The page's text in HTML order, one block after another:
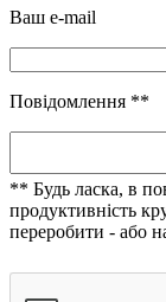
Ваш e-mail
Повідомлення **
** Будь ласка, в
продуктивність
переробити - або